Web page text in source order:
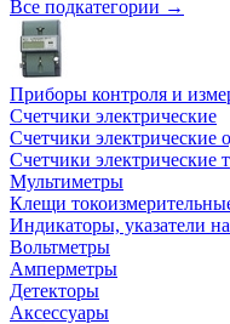
Все подкатегории →
Приборы контроля и
Счетчики электрические
Счетчики электрические
Счетчики электрические
Мультиметры
Клещи
Индикаторы, указатели
Вольтметры
Амперметры
Детекторы
Аксессуары